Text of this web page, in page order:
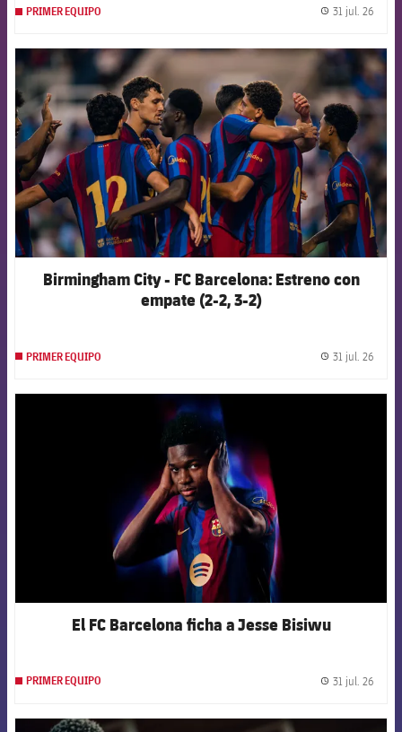
PRIMER EQUIPO 31 jul. 26
FCB Barcelona badge
Birmingham City - FC Barcelona: Estreno con
empate (2-2, 3-2)
PRIMER EQUIPO 31 jul. 26
FCB Barcelona badge
El FC Barcelona ficha a Jesse Bisiwu
PRIMER EQUIPO 31 jul. 26
FCB Barcelona badge